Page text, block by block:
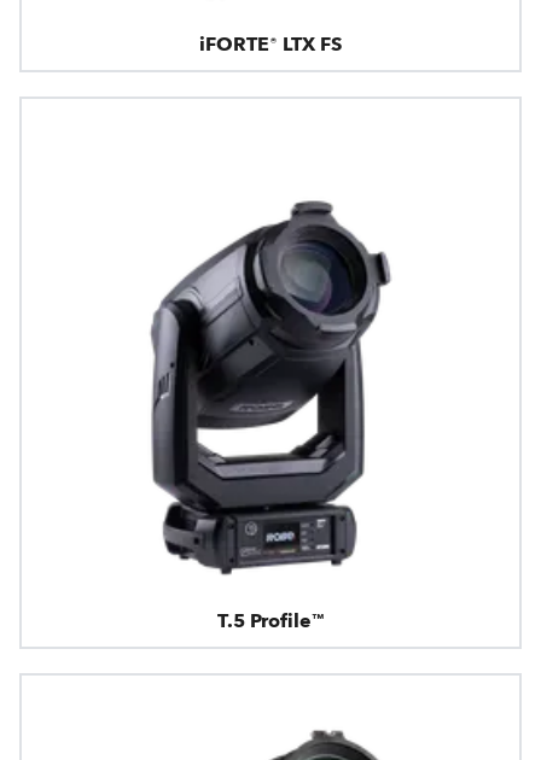
iFORTE® LTX FS
T.5 Profile™